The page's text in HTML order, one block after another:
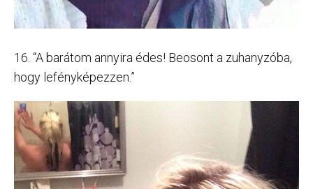
16. “A barátom annyira édes! Beosont a zuhanyzóba,
hogy lefényképezzen.”